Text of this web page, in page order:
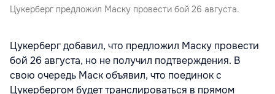
Цукерберг предложил Маску провести бой 26 августа.
Цукерберг добавил, что предложил Маску провести
бой 26 августа, но не получил подтверждения. В
свою очередь Маск объявил, что поединок с
Цукербергом будет транслироваться в прямом